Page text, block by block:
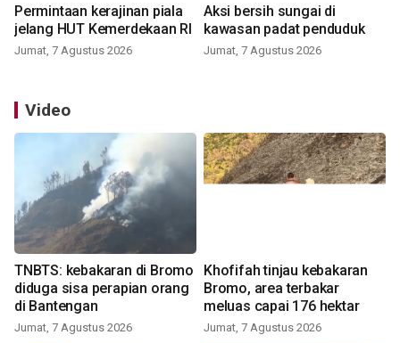
Permintaan kerajinan piala
jelang HUT Kemerdekaan RI
Jumat, 7 Agustus 2026
Aksi bersih sungai di
kawasan padat penduduk
Jumat, 7 Agustus 2026
Video
TNBTS: kebakaran di Bromo
diduga sisa perapian orang
di Bantengan
Jumat, 7 Agustus 2026
Khofifah tinjau kebakaran
Bromo, area terbakar
meluas capai 176 hektar
Jumat, 7 Agustus 2026